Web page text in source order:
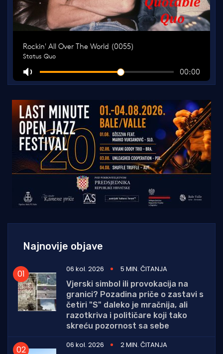
Najnovije objave
06 kol. 2026
5 MIN. ČITANJA
Vjerski simbol ili provokacija na
granici? Pozadina priče o zastavi s
četiri "S" daleko je mračnija, ali
razotkriva i političare koji tako
skreću pozornost sa sebe
06 kol. 2026
2 MIN. ČITANJA